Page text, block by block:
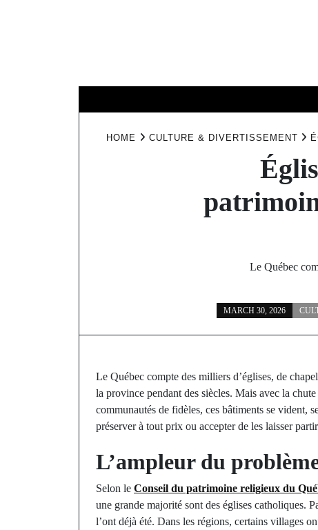
HOME CULTURE & DIVERTISSEMENT
Le Québec
MARCH 30, 2026
Le Québec compte des milliers d’églises, de
la province pendant des siècles. Mais avec la
communautés de fidèles, ces bâtiments se vident,
préserver à tout prix ou accepter de les laisser
L’ampleur du
Selon le Conseil du patrimoine religieux du
une grande majorité sont des églises catholiques.
l’ont déjà été. Dans les régions, certains villages